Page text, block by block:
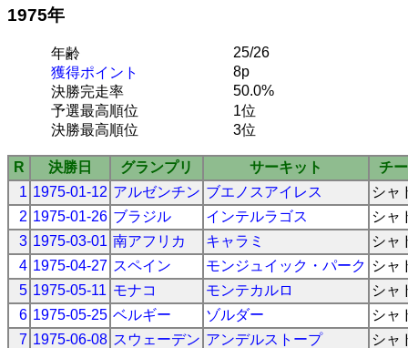
1975年
年齢
25/26
獲得ポイント
8p
決勝完走率
50.0%
予選最高順位
1位
決勝最高順位
3位
R 決勝日 グランプリ サーキット
チ
1 1975-01-12 アルゼンチン ブエノスアイレス
シャ
2 1975-01-26 ブラジル インテルラゴス
シャ
3 1975-03-01 南アフリカ キャラミ
シャ
4 1975-04-27 スペイン モンジュイック・パーク シャ
5 1975-05-11 モナコ モンテカルロ
シャ
6 1975-05-25 ベルギー ゾルダー
シャ
7 1975-06-08 スウェーデン アンデルストープ
シャ